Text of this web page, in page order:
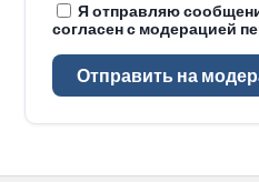
Я отправляю
согласен с модерацией
Отправить на